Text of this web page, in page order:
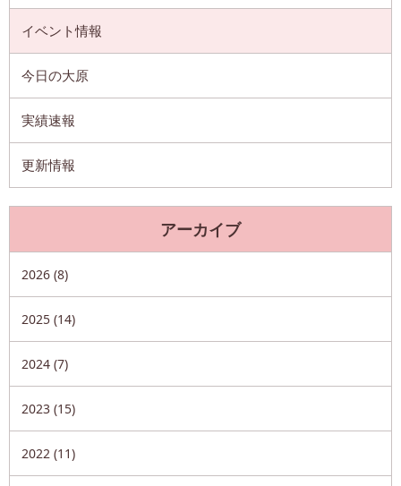
イベント情報
今日の大原
実績速報
更新情報
アーカイブ
2026 (8)
2025 (14)
2024 (7)
2023 (15)
2022 (11)